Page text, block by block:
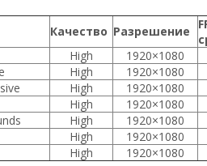
Качество Разрешение
High 1920×1080
High 1920×1080
High 1920×1080
High 1920×1080
High 1920×1080
High 1920×1080
High 1920×1080